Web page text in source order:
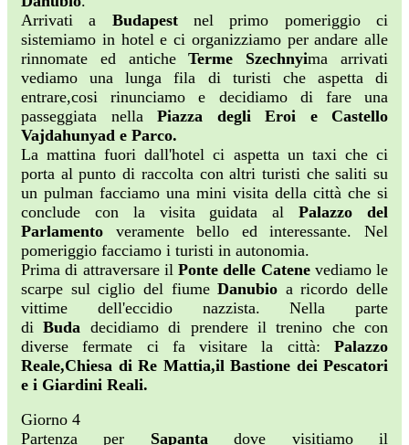
Arrivati a Budapestnel primo pomeriggio ci
sistemiamo in hotel e ci organizziamo per andare alle
rinnomate ed anticheTerme Szechnyima arrivati
vediamo una lunga fila di turisti che aspetta di
entrare,cosi rinunciamo e decidiamo di fare una
passeggiata nella Piazza degli
Eroi e Castello
Vajdahunyad e Parco.
La mattina fuori dall'hotel ci aspetta un taxi che ci
porta al punto di raccolta con altri turisti che saliti su
un pulman facciamo una mini visita della città che si
conclude con la visita guidata alPalazzo del
Parlamento veramente bello ed interessante. Nel
pomeriggio facciamo i turisti in autonomia.
Prima di attraversare il Ponte delle Catenevediamo le
scarpe sul ciglio del fiumeDanubio a ricordo delle
vittime dell'eccidio nazzista. Nella parte
diBuda decidiamo di prendere il trenino che con
diverse fermate ci fa visitare la città: Palazzo
Reale,Chiesa di Re Mattia,il Bastione dei Pescatori
e i Giardini Reali.
Giorno 4
Partenza per Sapantadove visitiamo il